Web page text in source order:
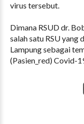
virus tersebut.
Dimana RSUD dr.
salah satu RSU
Lampung sebagai
(Pasien_red) Covid-